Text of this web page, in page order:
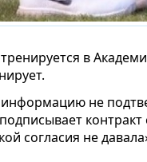
в
не
согласия не